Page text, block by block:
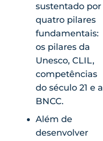
sustentado por
quatro pilares
fundamentais:
os pilares da
Unesco, CLIL,
competências
do século 21 e a
BNCC.
Além de
desenvolver